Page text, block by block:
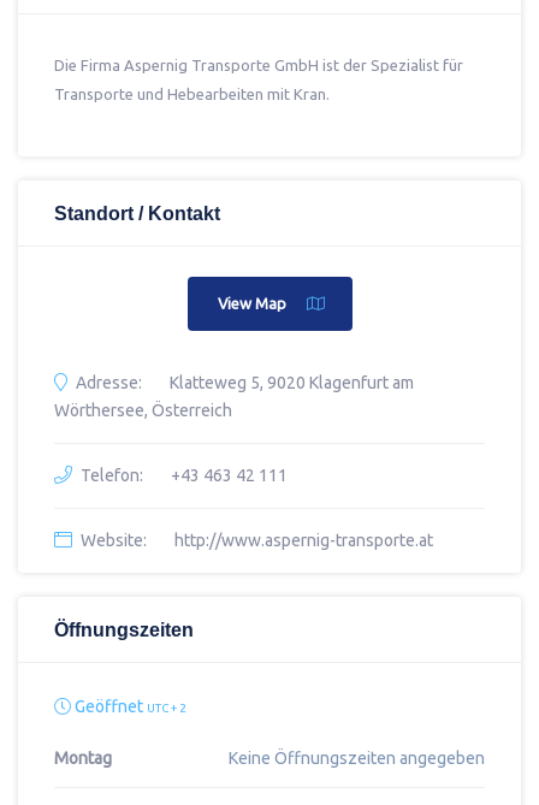
Die Firma Aspernig Transporte GmbH ist der Spezialist für
Transporte und Hebearbeiten mit Kran.
Standort / Kontakt
View Map
Adresse:
Klatteweg 5, 9020 Klagenfurt am
Wörthersee, Österreich
Telefon: +43 463 42 111
Website: http://www.aspernig-transporte.at
Öffnungszeiten
Geöffnet UTC + 2
Montag Keine Öffnungszeiten angegeben